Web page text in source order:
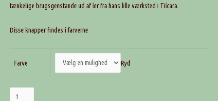
tænkelige brugsgenstande ud af ler fra hans lille værksted i Tilcara.
Disse knapper findes i farverne
Farve Ryd
Lerknapper